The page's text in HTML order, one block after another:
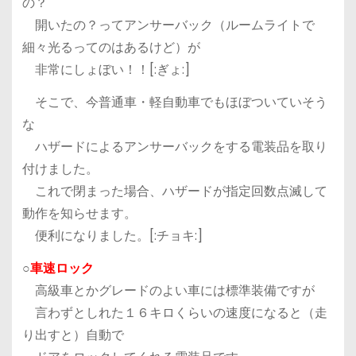
開いたの？ってアンサーバック（ルームライトで
細々光るってのはあるけど）が
非常にしょぼい！！[:ぎょ:]
そこで、今普通車・軽自動車でもほぼついていそう
な
ハザードによるアンサーバックをする電装品を取り
付けました。
これで閉まった場合、ハザードが指定回数点滅して
動作を知らせます。
便利になりました。[:チョキ:]
○車速ロック
高級車とかグレードのよい車には標準装備ですが
言わずとしれた１６キロくらいの速度になると（走
り出すと）自動で